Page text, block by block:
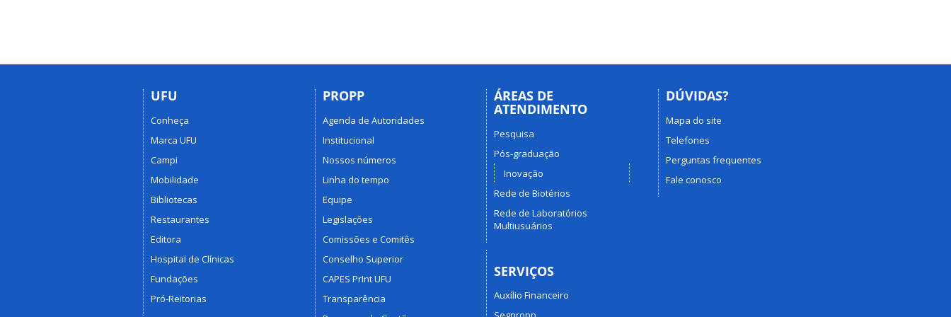
UFU
Conheça
Marca UFU
Campi
Mobilidade
Bibliotecas
Restaurantes
Editora
Hospital de Clínicas
Fundações
Pró-Reitorias
PROPP
Agenda de Autoridades
Institucional
Nossos números
Linha do tempo
Equipe
Legislações
Comissões e Comitês
Conselho Superior
CAPES PrInt UFU
Transparência
ÁREAS DE
ATENDIMENTO
Pesquisa
Pós-graduação
Inovação
Rede de Biotérios
Rede de Laboratórios
Multiusuários
SERVIÇOS
Auxílio Financeiro
DÚVIDAS?
Mapa do site
Telefones
Perguntas frequentes
Fale conosco